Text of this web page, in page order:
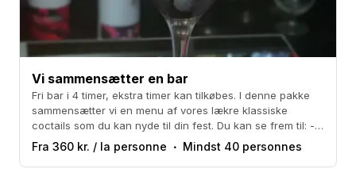
Vi sammensætter en bar
Fri bar i 4 timer, ekstra timer kan tilkøbes. I denne pakke
sammensætter vi en menu af vores lækre klassiske
coctails som du kan nyde til din fest. Du kan se frem til: -
Old Fashioned - Espresso Martini - Gin Sour - Mojito -
Fra 360 kr. / la personne Mindst 40 personnes